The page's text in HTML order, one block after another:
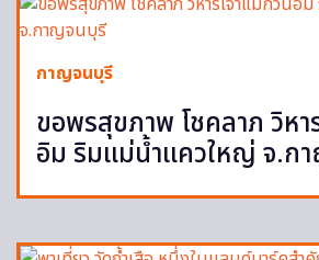
กาญจนบุรี
ขอพรสุขภาพ โชคลาภ วิหา
อิม ริมแม่น้ำแควใหญ่ จ.ก